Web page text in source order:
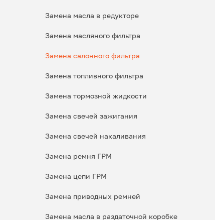
Замена масла в редукторе
Замена масляного фильтра
Замена салонного фильтра
Замена топливного фильтра
Замена тормозной жидкости
Замена свечей зажигания
Замена свечей накаливания
Замена ремня ГРМ
Замена цепи ГРМ
Замена приводных ремней
Замена масла в раздаточной коробке